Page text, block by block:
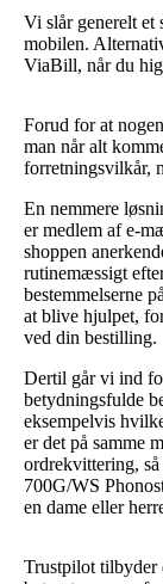
Vi slår generelt et
mobilen.
ViaBill, når du
Forud for at
man når alt
forretningsvilkår,
En nemmere
er medlem af e-
shoppen
rutinemæssigt
bestemmelserne
at blive hjulpet,
ved din bestilling.
Dertil går vi ind
betydningsfulde
eksempelvis
er det på samme
ordrekvittering,
700G/WS
en dame eller
Trustpilot tilbyder